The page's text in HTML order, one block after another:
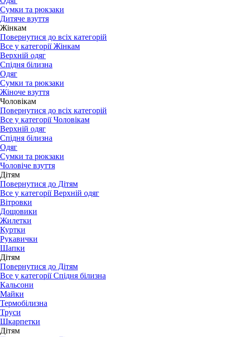
Сумки та рюкзаки
Дитяче взуття
Жінкам
Повернутися до всіх категорій
Все у категорії Жінкам
Верхній одяг
Спідня білизна
Одяг
Сумки та рюкзаки
Жіноче взуття
Чоловікам
Повернутися до всіх категорій
Все у категорії Чоловікам
Верхній одяг
Спідня білизна
Одяг
Сумки та рюкзаки
Чоловіче взуття
Дітям
Повернутися до Дітям
Все у категорії Верхній одяг
Вітровки
Дощовики
Жилетки
Куртки
Рукавички
Шапки
Дітям
Повернутися до Дітям
Все у категорії Спідня білизна
Кальсони
Майки
Термобілизна
Труси
Шкарпетки
Дітям